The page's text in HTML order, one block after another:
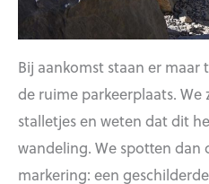
Bij aankomst staan er maar
de ruime parkeerplaats. We
stalletjes en weten dat dit
wandeling. We spotten dan
markering: een